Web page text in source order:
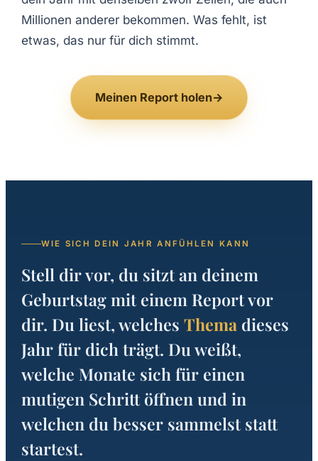
Millionen anderer bekommen. Was fehlt, ist
etwas, das nur für dich stimmt.
Meinen Report holen→
WIE SICH DEIN JAHR ANFÜHLEN KANN
Stell dir vor, du sitzt an deinem
Geburtstag mit einem Report vor
dir. Du liest, welchesThema dieses
Jahr für dich trägt. Du weißt,
welche Monate sich für einen
mutigen Schritt öffnen und in
welchen du besser sammelst statt
startest.